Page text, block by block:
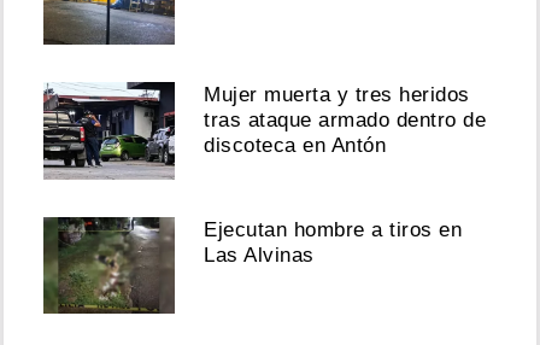
Mujer muerta y tres heridos
tras ataque armado dentro de
discoteca en Antón
Ejecutan hombre a tiros en
Las Alvinas